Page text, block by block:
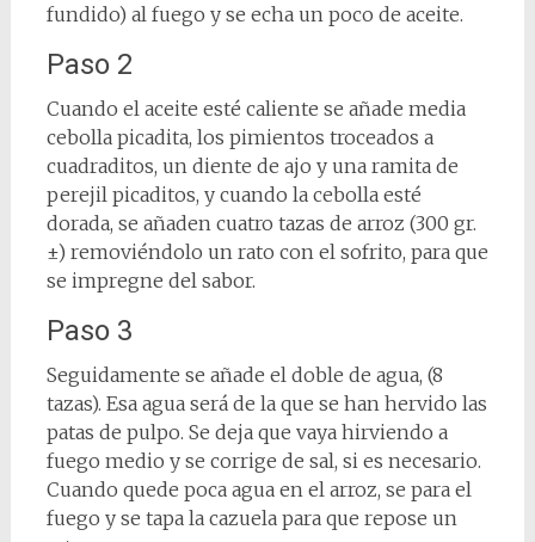
fundido) al fuego y se echa un poco de aceite.
Paso 2
Cuando el aceite esté caliente se añade media
cebolla picadita, los pimientos troceados a
cuadraditos, un diente de ajo y una ramita de
perejil picaditos, y cuando la cebolla esté
dorada, se añaden cuatro tazas de arroz (300 gr.
±) removiéndolo un rato con el sofrito, para que
se impregne del sabor.
Paso 3
Seguidamente se añade el doble de agua, (8
tazas). Esa agua será de la que se han hervido las
patas de pulpo. Se deja que vaya hirviendo a
fuego medio y se corrige de sal, si es necesario.
Cuando quede poca agua en el arroz, se para el
fuego y se tapa la cazuela para que repose un